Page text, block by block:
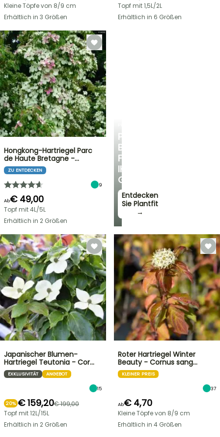
PERSÖNLICHE
BERATUNG
FÜR
IHREN
GARTEN
Entdecken
Sie Plantfit
→
Kleine Töpfe von 8/9 cm
Erhältlich in 3 Größen
Topf mit 1,5L/2L
Erhältlich in 6 Größen
Hongkong-Hartriegel Parc
de Haute Bretagne -…
ZU ENTDECKEN
9
Ab€ 49,00
Topf mit 4L/5L
Erhältlich in 2 Größen
Japanischer Blumen-
Hartriegel Teutonia - Cor…
EXKLUSIVITÄT ANGEBOT
15
20% € 159,20€ 199,00
Topf mit 12L/15L
Erhältlich in 2 Größen
Roter Hartriegel Winter
Beauty - Cornus sang…
KLEINER PREIS
37
Ab€ 4,70
Kleine Töpfe von 8/9 cm
Erhältlich in 4 Größen